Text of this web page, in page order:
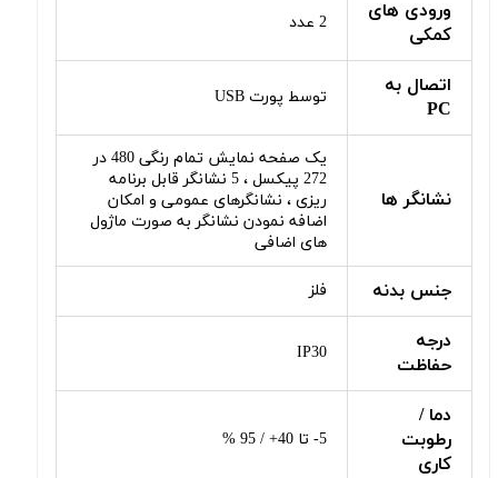
ورودی های
کمکی
2 عدد
اتصال به
PC
توسط پورت USB
نشانگر ها
یک صفحه نمایش تمام رنگی 480 در
272 پیکسل ، 5 نشانگر قابل برنامه
ریزی ، نشانگرهای عمومی و امکان
اضافه نمودن نشانگر به صورت ماژول
های اضافی
جنس بدنه فلز
درجه
حفاظت
IP30
دما /
رطوبت
کاری
5- تا 40+ / 95 %